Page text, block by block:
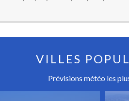
VILLES
Prévisions météo les